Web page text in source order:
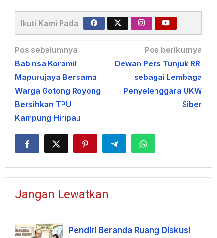
Ikuti Kami Pada
Navigasi
pos
Pos sebelumnya
Babinsa Koramil
Mapurujaya Bersama
Warga Gotong Royong
Bersihkan TPU
Kampung Hiripau
Pos berikutnya
Dewan Pers Tunjuk RRI
sebagai Lembaga
Penyelenggara UKW
Siber
Jangan Lewatkan
Pendiri Beranda Ruang Diskusi